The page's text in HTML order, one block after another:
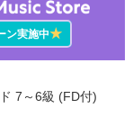
ン実施中★
7～6級 (FD付)